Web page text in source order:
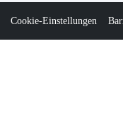
Cookie-Einstellungen